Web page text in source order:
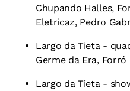
Chupando Halles,
Eletricaz, Pedro
Largo da Tieta -
Germe da Era,
Largo da Tieta -